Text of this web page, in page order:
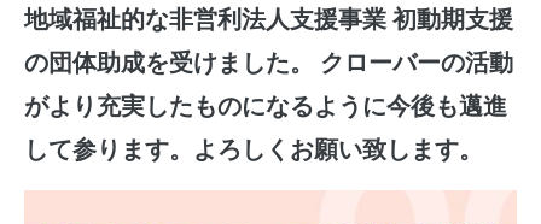
地域福祉的な非営利法人支援事業 初動期支援
の団体助成を受けました。 クローバーの活動
がより充実したものになるように今後も邁進
して参ります。よろしくお願い致します。